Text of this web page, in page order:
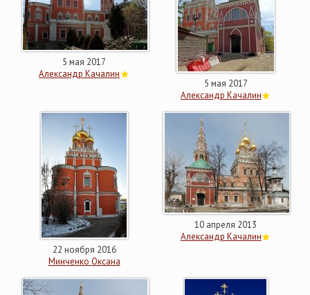
5 мая 2017
Александр Качалин
5 мая 2017
Александр Качалин
22 ноября 2016
Минченко Оксана
10 апреля 2013
Александр Качалин